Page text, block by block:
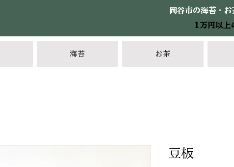
岡谷市の海苔・
1万円以上
海苔 お茶
豆板